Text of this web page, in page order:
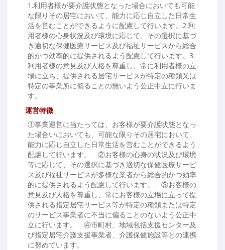
1.利用者様が要介護状態となった場合においても可能
な限りその居宅において、能力に応じ自立した日常生
活を営むことができるように配慮して行います。2.利
用者様の心身状況及び環境に応じて、その選択に基づ
き適切な保健医療サービス及び福祉サービスから総合
的かつ効率的に提供されるよう配慮して行います。3.
利用者様の意見及び人格を尊重し、常に利用者様の立
場に立ち、提供される居宅サービスが特定の種類又は
特定の事業所に偏ることの無いよう公正中立に行いま
す。
運営特徴
①事業運営に当たっては、お客様が要介護状態となっ
た場合いにおいても、可能な限りその居宅において、
能力に応じ自立した日常生活を営むことができるよう
配慮して行います。 ②お客様の心身の状況及び環境
等に応じて、その選択に基づき適切な保健医療サービ
ス及び福祉サービスが多様な業者から総合的かつ効率
的に提供されるよう配慮して行います。 ③お客様の
意見及び人格を尊重し、常にお客様の立場に立って提
供される指定居宅サービス等が特定の種類または特定
のサービス事業者に不当に偏ることのないよう公正中
立に行います。 ④市町村、地域包括支援センター及
び指定居宅介護支援事業者、介護保健施設等との連携
に努めています。